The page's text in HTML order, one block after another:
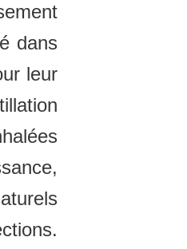
dans
leur